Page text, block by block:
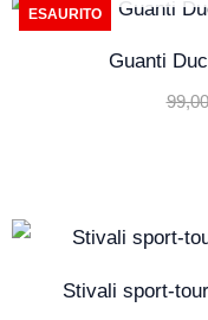
ESAURITO
Guanti
Stivali sport-